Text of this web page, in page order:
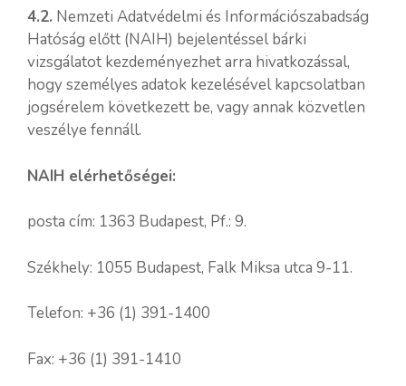
4.2. Nemzeti Adatvédelmi és Információszabadság
Hatóság előtt (NAIH) bejelentéssel bárki
vizsgálatot kezdeményezhet arra hivatkozással,
hogy személyes adatok kezelésével kapcsolatban
jogsérelem következett be, vagy annak közvetlen
veszélye fennáll.
NAIH elérhetőségei:
posta cím: 1363 Budapest, Pf.: 9.
Székhely: 1055 Budapest, Falk Miksa utca 9-11.
Telefon: +36 (1) 391-1400
Fax: +36 (1) 391-1410